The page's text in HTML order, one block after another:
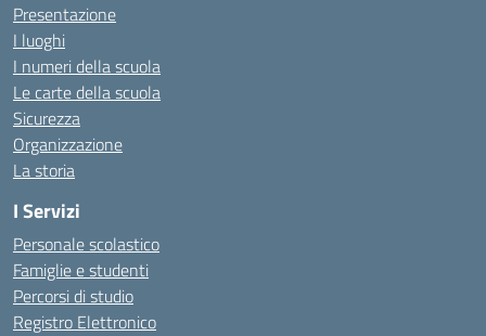
Presentazione
I luoghi
I numeri della scuola
Le carte della scuola
Sicurezza
Organizzazione
La storia
I Servizi
Personale scolastico
Famiglie e studenti
Percorsi di studio
Registro Elettronico